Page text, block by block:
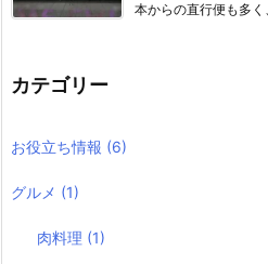
本からの直行便も多く
カテゴリー
お役立ち情報 (6)
グルメ (1)
肉料理 (1)